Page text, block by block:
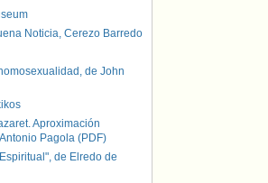
Noticia, Cerezo Barredo
de John
Aproximación
Pagola (PDF)
de Elredo de